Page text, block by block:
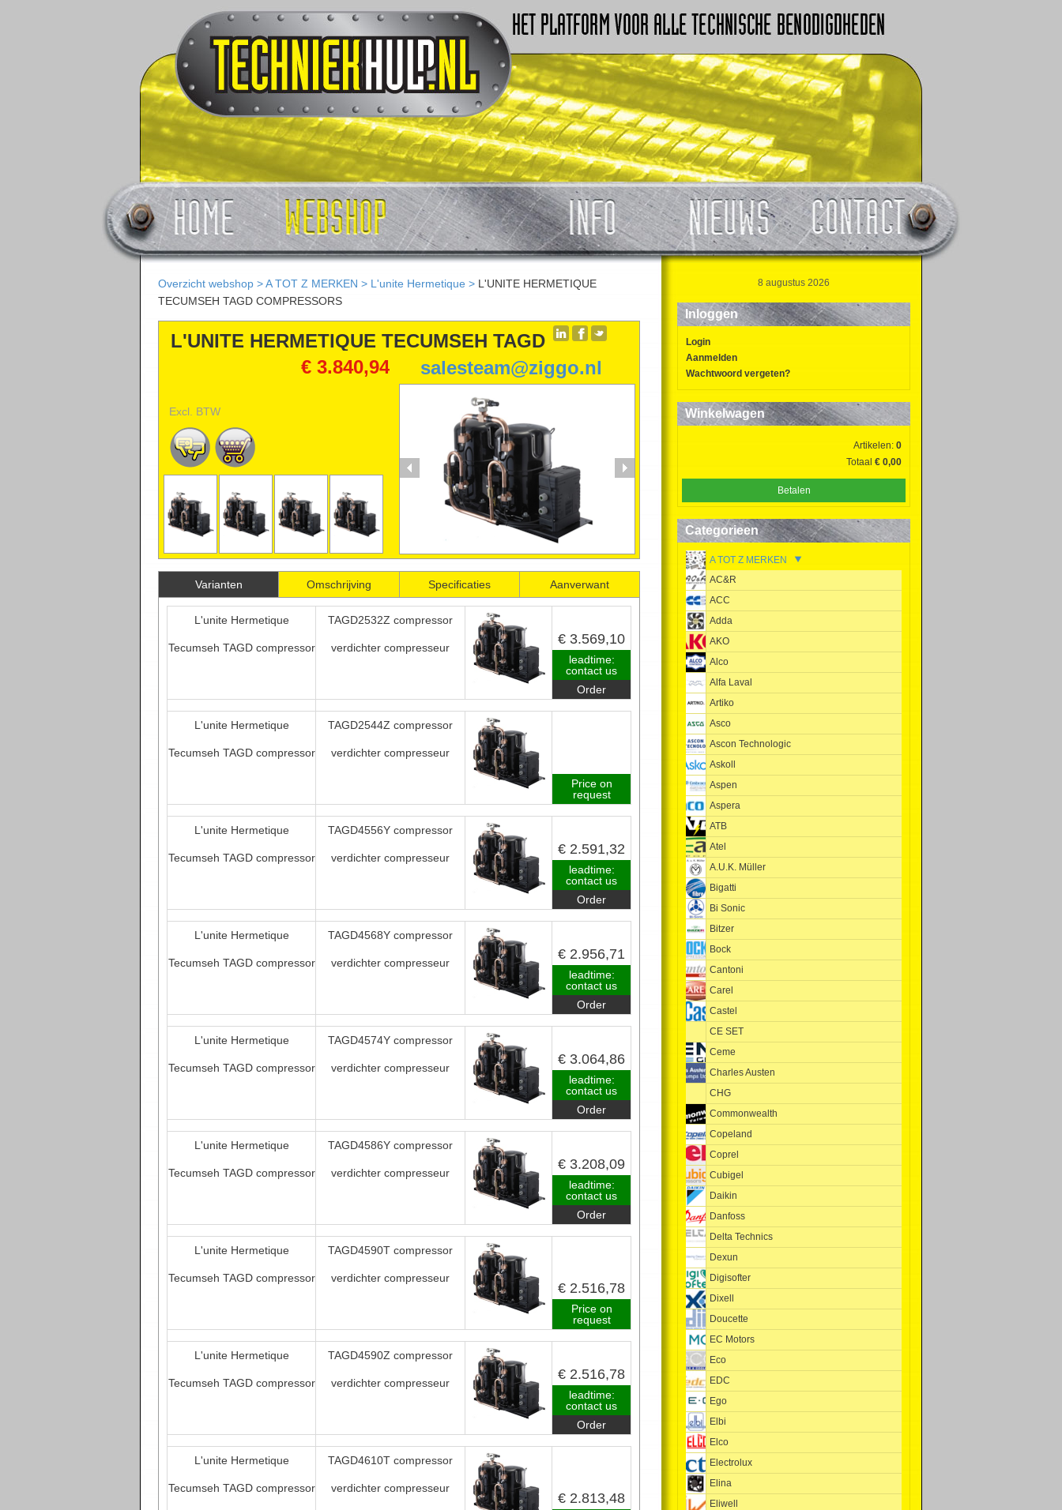
Overzicht webshop >A TOT Z MERKEN > L'unite Hermetique > L'UNITE HERMETIQUE
TECUMSEH TAGD COMPRESSORS
L'UNITE HERMETIQUE TECUMSEH TAGD
COMPRESSORS€ 3.840,94
Excl. BTW
salesteam@ziggo.nl
L'UNITE HERMETIQUE
TAGD2532 TAGD2544
TAGD4556 TAGD4568
TAGD4574 TAGD4586
TAGD4590 TAGD4610
TAGD4612 TAGD4614
TAGD4615 TAGD5590
TAGD5610
TAGD5612 COMPRESSORS
VERDICHTERS
COMPRESSEURS
0224-850552
06-52634163
Varianten Omschrijving Specificaties Aanverwant
L'unite Hermetique
Tecumseh TAGD compressor
TAGD2532Z compressor
verdichter compresseur
€ 3.569,10
leadtime:
contact us
Order
L'unite Hermetique
Tecumseh TAGD compressor
TAGD2544Z compressor
verdichter compresseur
Price on
request
L'unite Hermetique
Tecumseh TAGD compressor
TAGD4556Y compressor
verdichter compresseur
€ 2.591,32
leadtime:
contact us
Order
L'unite Hermetique
Tecumseh TAGD compressor
TAGD4568Y compressor
verdichter compresseur
€ 2.956,71
leadtime:
contact us
Order
L'unite Hermetique
Tecumseh TAGD compressor
TAGD4574Y compressor
verdichter compresseur
€ 3.064,86
leadtime:
contact us
Order
L'unite Hermetique
Tecumseh TAGD compressor
TAGD4586Y compressor
verdichter compresseur
€ 3.208,09
leadtime:
contact us
Order
L'unite Hermetique
Tecumseh TAGD compressor
TAGD4590T compressor
verdichter compresseur
€ 2.516,78
Price on
request
L'unite Hermetique
Tecumseh TAGD compressor
TAGD4590Z compressor
verdichter compresseur
€ 2.516,78
leadtime:
contact us
Order
L'unite Hermetique
Tecumseh TAGD compressor
TAGD4610T compressor
verdichter compresseur
€ 2.813,48
8 augustus 2026
Inloggen
Login
Aanmelden
Wachtwoord vergeten?
Winkelwagen
Artikelen: 0
Totaal € 0,00
Betalen
Categorieen
A TOT Z MERKEN
AC&R
ACC
Adda
AKO
Alco
Alfa Laval
Artiko
Asco
Ascon Technologic
Askoll
Aspen
Aspera
ATB
Atel
A.U.K. Müller
Bigatti
Bi Sonic
Bitzer
Bock
Cantoni
Carel
Castel
CE SET
Ceme
Charles Austen
CHG
Commonwealth
Copeland
Coprel
Cubigel
Daikin
Danfoss
Delta Technics
Dexun
Digisofter
Dixell
Doucette
EC Motors
Eco
EDC
Ego
Elbi
Elco
Electrolux
Elina
Eliwell